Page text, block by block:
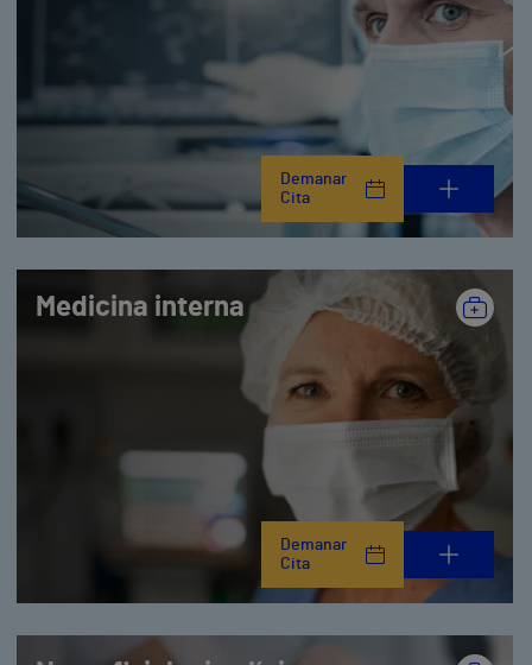
Demanar
Cita
Medicina interna
Demanar
Cita